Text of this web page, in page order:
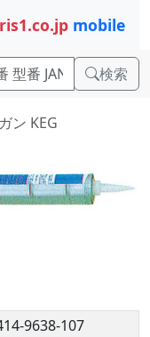
mobile
検索
ン KEG
9638-107